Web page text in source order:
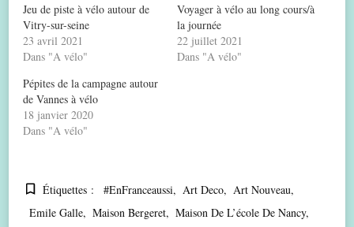
Jeu de piste à vélo autour de
Vitry-sur-seine
23 avril 2021
Dans "A vélo"
Voyager à vélo au long cours/à
la journée
22 juillet 2021
Dans "A vélo"
Pépites de la campagne autour
de Vannes à vélo
18 janvier 2020
Dans "A vélo"
Étiquettes : #EnFranceaussi Art Deco
Art Nouveau
Emile Galle
Maison Bergeret
Maison De L’école De Nancy